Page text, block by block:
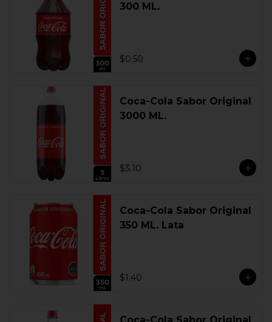
300 ML.
$0.50
Coca-Cola Sabor Original
3000 ML.
$3.10
Coca-Cola Sabor Original
350 ML. Lata
$1.40